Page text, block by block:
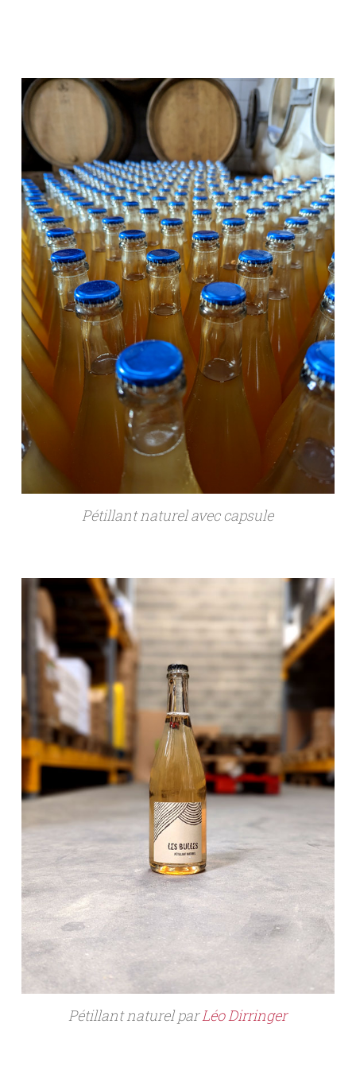
Pétillant naturel avec capsule
Pétillant naturel parLéo Dirringer